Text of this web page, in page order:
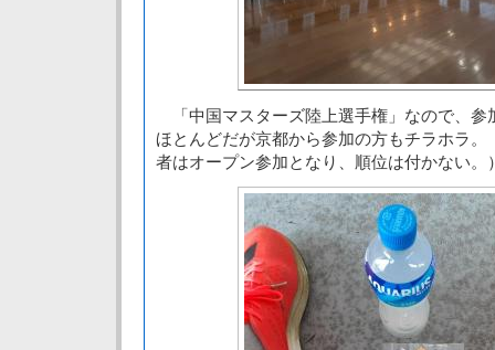
「中国マスターズ陸上選手権」なので、参
ほとんどだが京都から参加の方もチラホラ。
者はオープン参加となり、順位は付かない。